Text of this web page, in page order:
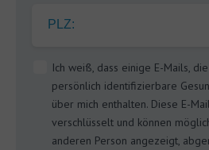
PLZ:
Ich weiß, dass einige E-Mails,
persönlich identifizierbare
über mich enthalten. Diese E-
verschlüsselt und können
anderen Person angezeigt,